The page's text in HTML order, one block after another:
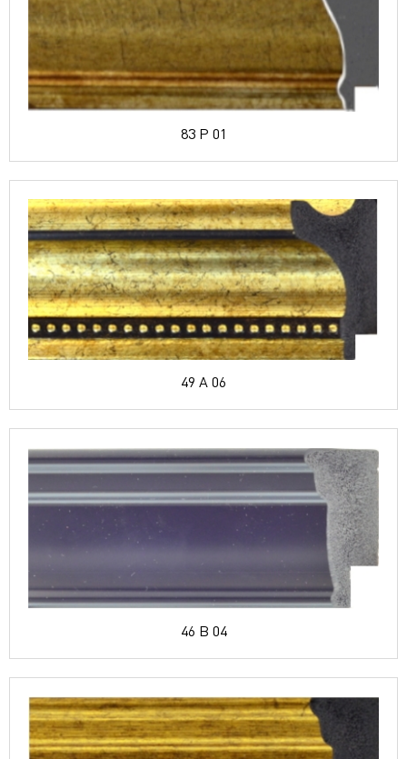
83 P 01
49 A 06
46 B 04